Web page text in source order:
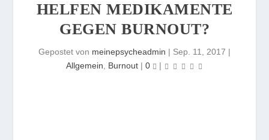
HELFEN MEDIKAMENTE
GEGEN BURNOUT?
Gepostet von meinepsycheadmin | Sep. 11, 2017 |
Allgemein
Burnout| 0 |